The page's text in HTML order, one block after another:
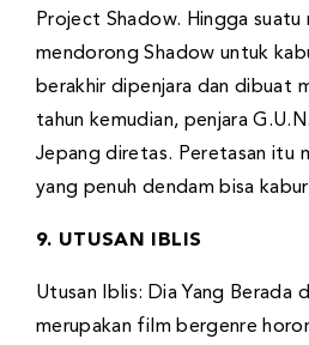
Project Shadow. Hingga
mendorong Shadow untuk
berakhir dipenjara dan dibuat
tahun kemudian, penjara
Jepang diretas. Peretasan itu
yang penuh dendam bisa
9. UTUSAN IBLIS
Utusan Iblis: Dia Yang Berada
merupakan film bergenre